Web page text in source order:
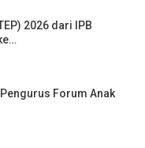
2026 dari IPB
Forum Anak